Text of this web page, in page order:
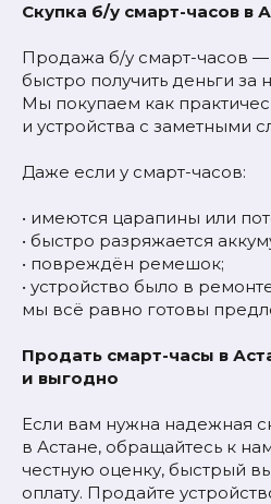
Скупка б/у смарт-часов в
Продажа б/у смарт-часов —
быстро получить деньги за
Мы покупаем как
и устройства с заметными
Даже если у смарт-часов:
• имеются царапины или
• быстро разряжается
• повреждён ремешок;
• устройство было в
мы всё равно готовы
Продать смарт-часы в
и выгодно
Если вам нужна надежная
в Астане, обращайтесь к
честную оценку, быстрый
оплату. Продайте